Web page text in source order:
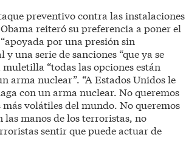
preventivo contra las instalaciones
reiteró su preferencia a poner el
por una presión sin
una serie de sanciones “que ya se
“todas las opciones están
arma nuclear”. “A Estados Unidos le
con un arma nuclear. No queremos
volátiles del mundo. No queremos
manos de los terroristas, no
sentir que puede actuar de